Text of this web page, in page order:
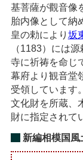
基菩薩が觀音像
胎内像として納
皇の勅により 坂
（1183）には
寺に祈祷を命じ
幕府より観音堂
受領しています
文化財を所蔵、
財に指定されて
新編相模国